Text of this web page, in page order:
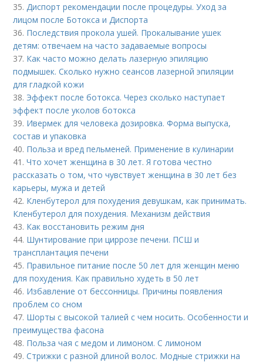
35. Диспорт рекомендации после процедуры. Уход за
лицом после Ботокса и Диспорта
36. Последствия прокола ушей. Прокалывание ушек
детям: отвечаем на часто задаваемые вопросы
37. Как часто можно делать лазерную эпиляцию
подмышек. Сколько нужно сеансов лазерной эпиляции
для гладкой кожи
38. Эффект после ботокса. Через сколько наступает
эффект после уколов ботокса
39. Ивермек для человека дозировка. Форма выпуска,
состав и упаковка
40. Польза и вред пельменей. Применение в кулинарии
41.Что хочет женщина в 30 лет. Я готова честно
рассказать о том, что чувствует женщина в 30 лет без
карьеры, мужа и детей
42. Кленбутерол для похудения девушкам, как принимать.
Кленбутерол для похудения. Механизм действия
43. Как восстановить режим дня
44. Шунтирование при циррозе печени. ПСШ и
трансплантация печени
45. Правильное питание после 50 лет для женщин меню
для похудения. Как правильно худеть в 50 лет
46. Избавление от бессонницы. Причины появления
проблем со сном
47. Шорты с высокой талией с чем носить. Особенности и
преимущества фасона
48. Польза чая с медом и лимоном. С лимоном
49.Стрижки с разной длиной волос. Модные стрижки на